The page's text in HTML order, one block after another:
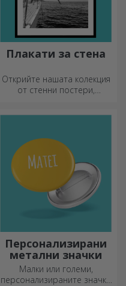
Плакати за стена
Открийте нашата колекция
от стенни постери,
дизайни, ярки цветове и
първокласно качество –
идеални за добавяне на
индивидуалност към вашия
дом, офис или студио.
Персонализирани
метални значки
Малки или големи,
персонализираните значки